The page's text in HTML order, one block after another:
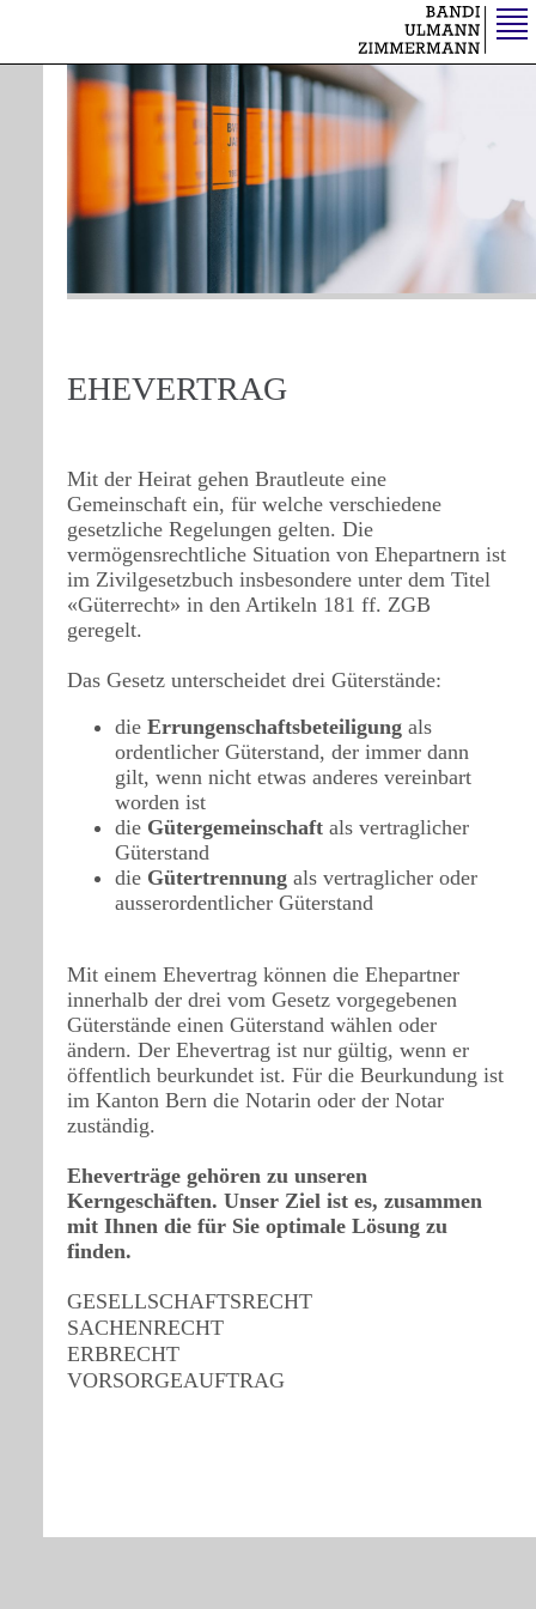
Inhalt
MAIN
NAVIGATION
DIENSTLEISTUNGEN
GEBÜHREN
TEAM
EHEVERTRAG
Mit der Heirat gehen Brautleute eine
Gemeinschaft ein, für welche verschiedene
gesetzliche Regelungen gelten. Die
vermögensrechtliche Situation von Ehepartnern ist
im Zivilgesetzbuch insbesondere unter dem Titel
«Güterrecht» in den Artikeln 181 ff. ZGB
geregelt.
Das Gesetz unterscheidet drei Güterstände:
die Errungenschaftsbeteiligungals
ordentlicher Güterstand, der immer dann
gilt, wenn nicht etwas anderes vereinbart
worden ist
die Gütergemeinschaftals vertraglicher
Güterstand
die Gütertrennungals vertraglicher oder
ausserordentlicher Güterstand
Mit einem Ehevertrag können die Ehepartner
innerhalb der drei vom Gesetz vorgegebenen
Güterstände einen Güterstand wählen oder
ändern. Der Ehevertrag ist nur gültig, wenn er
öffentlich beurkundet ist. Für die Beurkundung ist
im Kanton Bern die Notarin oder der Notar
zuständig.
Eheverträge gehören zu unseren
Kerngeschäften. Unser Ziel ist es, zusammen
mit Ihnen die für Sie optimale Lösung zu
finden.
GESELLSCHAFTSRECHT
SACHENRECHT
ERBRECHT
VORSORGEAUFTRAG